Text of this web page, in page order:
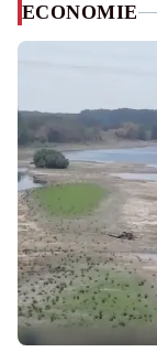
ECONOMIE